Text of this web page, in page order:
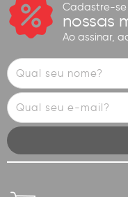
Cadastre-
nossas
Ao assinar,